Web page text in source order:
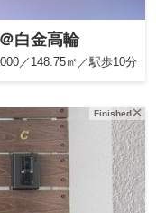
白金高輪
／148.75㎡／駅歩10分
Finished